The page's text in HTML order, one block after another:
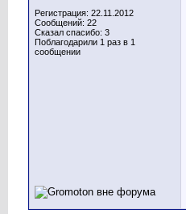
Регистрация: 22.11.2012
Сообщений: 22
Сказал спасибо: 3
Поблагодарили 1 раз в 1
сообщении